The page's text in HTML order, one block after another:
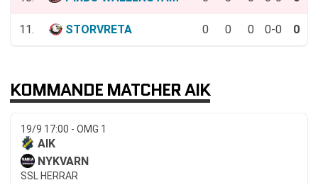
11. STORVRETA 0 0 0 0-0 0
KOMMANDE MATCHER AIK
19/9 17:00 - OMG 1
AIK
NYKVARN
SSL HERRAR